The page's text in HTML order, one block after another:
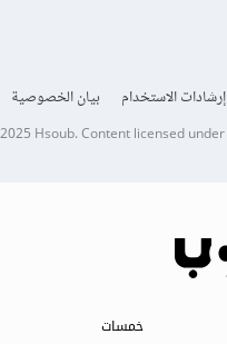
إرشادات الاستخدام بيان الخصوصية
Hsoub.Content licensed under